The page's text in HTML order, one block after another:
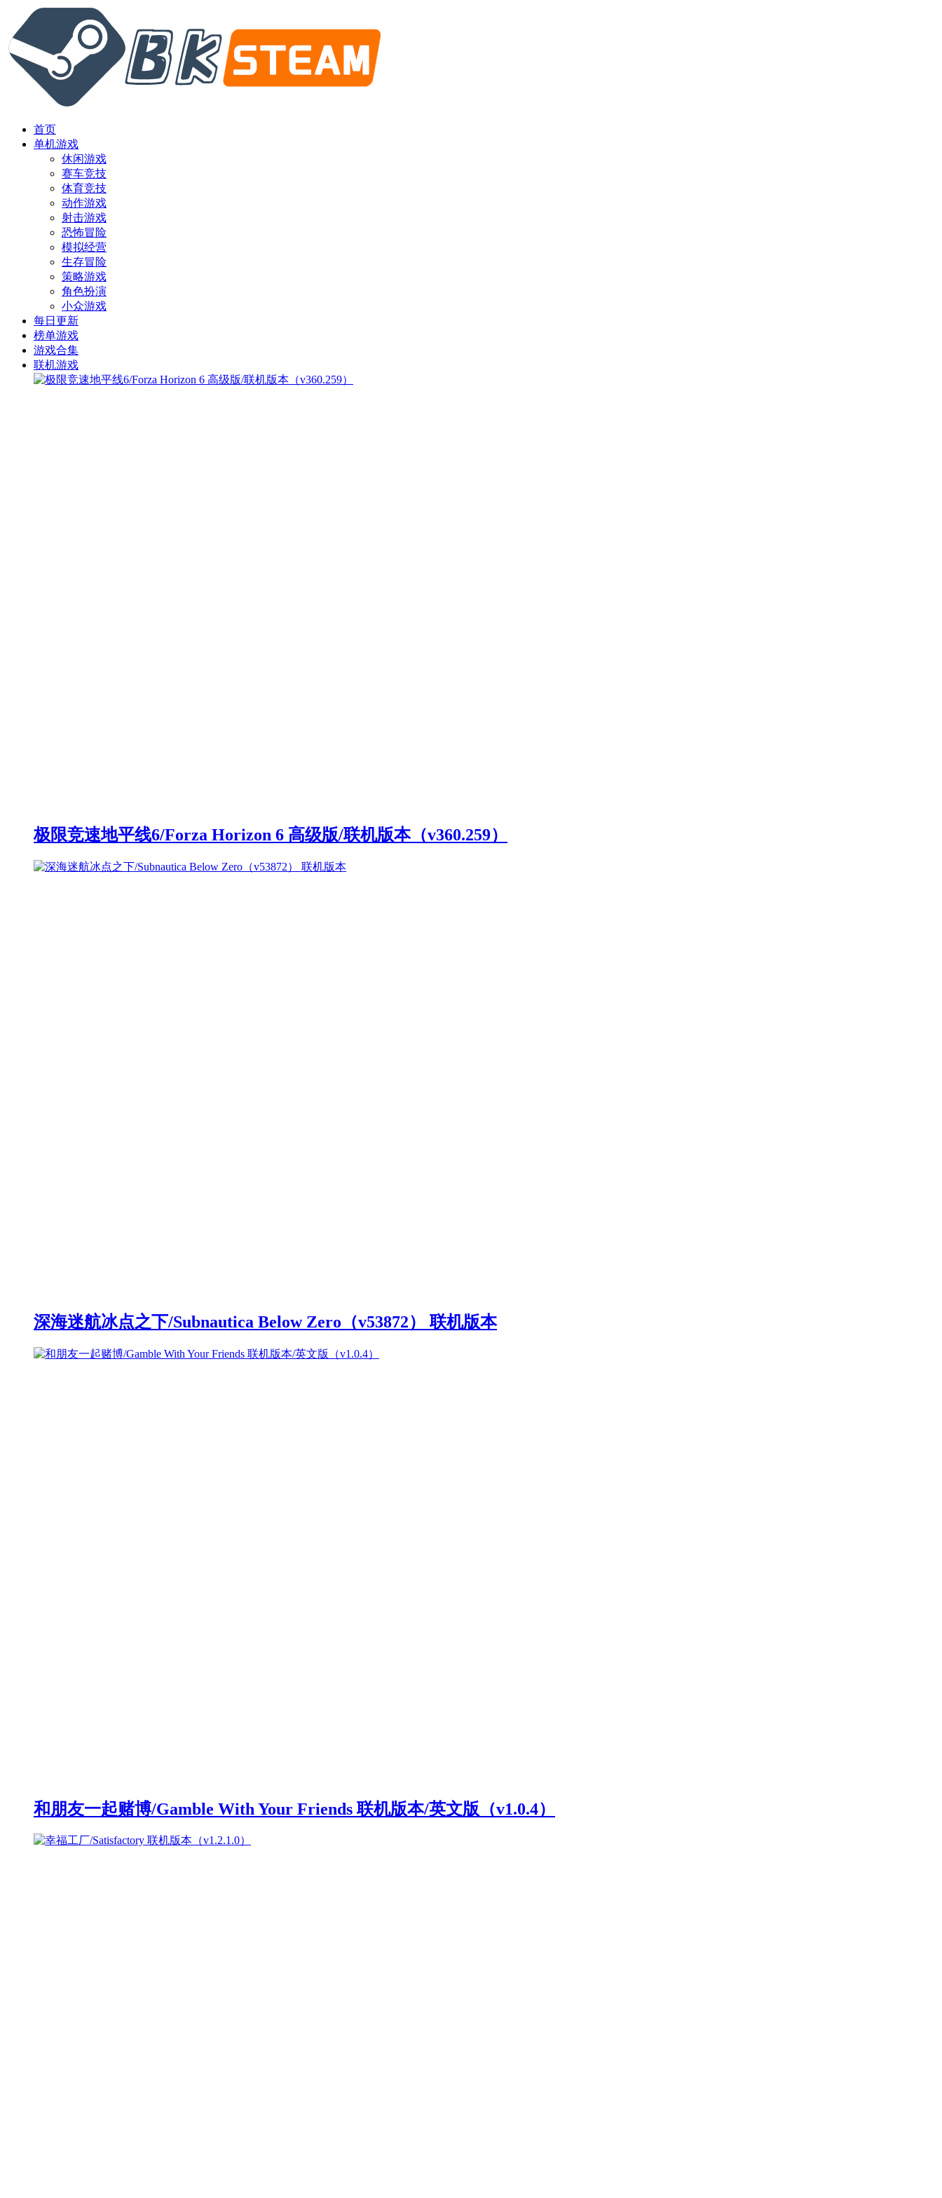
首页
单机游戏
休闲游戏
赛车竞技
体育竞技
动作游戏
射击游戏
恐怖冒险
模拟经营
生存冒险
策略游戏
角色扮演
小众游戏
每日更新
榜单游戏
游戏合集
联机游戏
极限竞速地平线6/Forza Horizon 6 高级版/联机版本（v360.259）
深海迷航冰点之下/Subnautica Below Zero（v53872） 联机版本
和朋友一起赌博/Gamble With Your Friends 联机版本/英文版（v1.0.4）